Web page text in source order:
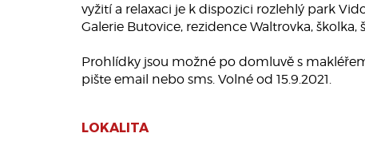
vyžití a relaxaci je k dispozici rozlehlý park
Galerie Butovice, rezidence Waltrovka,
Prohlídky jsou možné po domluvě s
pište email nebo sms. Volné od 15.9.2021.
LOKALITA